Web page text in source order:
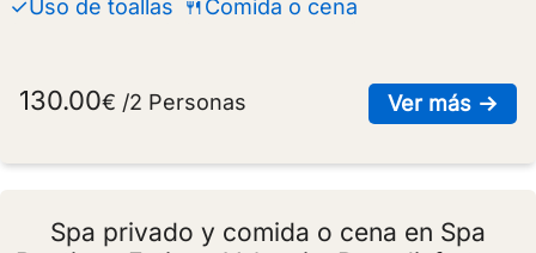
✓Uso de toallas 🍴Comida o cena
Ver más →
130.00€ /2 Personas
Spa privado y comida o cena en Spa